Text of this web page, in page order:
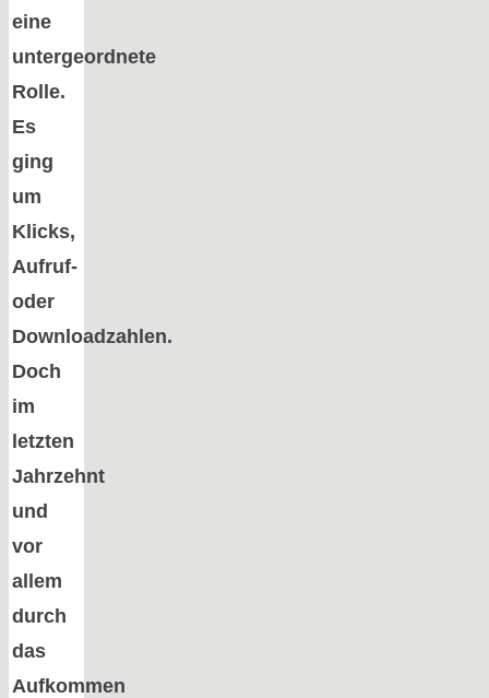
eine
untergeordnete
Rolle.
Es
ging
um
Klicks,
Aufruf-
oder
Downloadzahlen.
Doch
im
letzten
Jahrzehnt
und
vor
allem
durch
das
Aufkommen